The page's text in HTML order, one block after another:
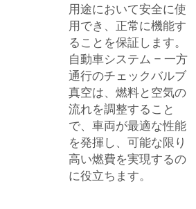
用途において安全に使
用でき、正常に機能す
ることを保証します。
自動車システム – 一方
通行のチェックバルブ
真空は、燃料と空気の
流れを調整すること
で、車両が最適な性能
を発揮し、可能な限り
高い燃費を実現するの
に役立ちます。